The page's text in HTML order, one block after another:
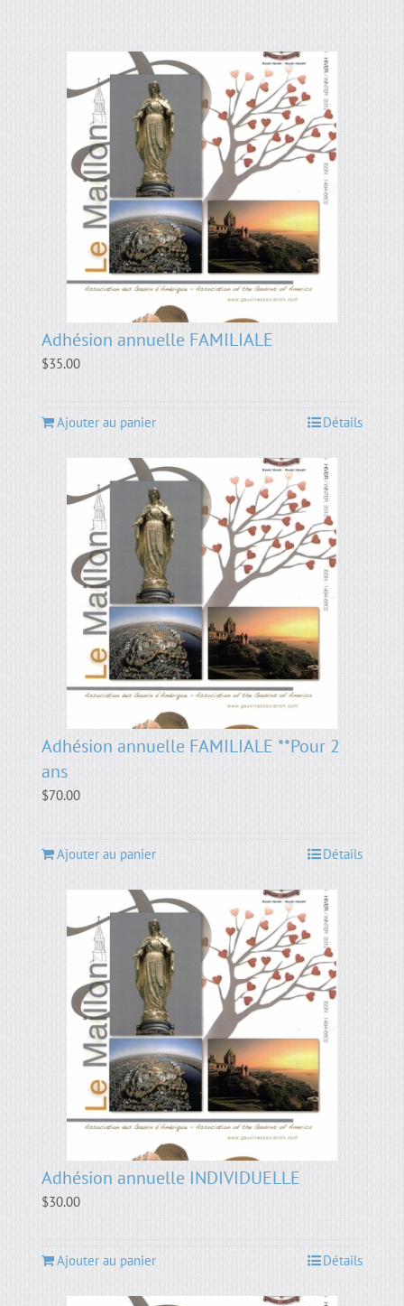
Adhésion annuelle FAMILIALE
$35.00
Ajouter au panier Détails
Adhésion annuelle FAMILIALE **Pour 2
ans
$70.00
Ajouter au panier Détails
Adhésion annuelle INDIVIDUELLE
$30.00
Ajouter au panier Détails